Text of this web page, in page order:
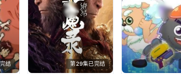
结 第29集已完结